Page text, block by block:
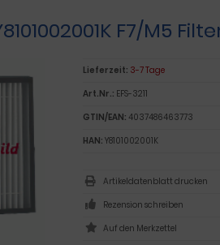
F7/M5
Lieferzeit: 3-7 Tage
Art.Nr.: EFS-3211
GTIN/EAN: 4037486463773
HAN: Y8101002001K
Artikeldatenblatt drucken
Rezension schreiben